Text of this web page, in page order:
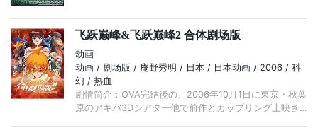
飞跃巅峰&飞跃巅峰2 合体剧场版
动画
动画 / 剧场版 / 庵野秀明 / 日本 / 日本动画 / 2006 / 科
幻 / 热血
剧情简介：OVA完結後の、2006年10月1日に東京・秋葉
原のアキバ3Dシアター他で前作とカップリング上映さ